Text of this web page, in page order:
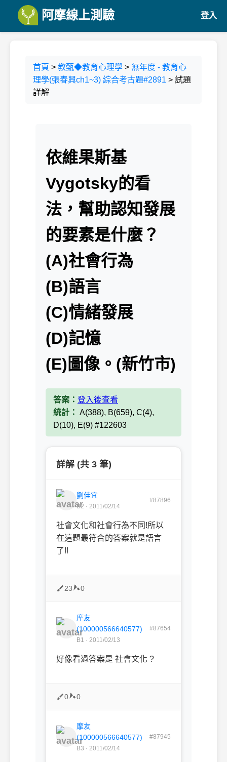
阿摩線上測驗 登入
首頁 > 教甄◆教育心理學 > 無年度 - 教育心
理學(張春興ch1~3) 綜合考古題#2891 > 試題
詳解
依維果斯基
Vygotsky的看
法，幫助認知發展
的要素是什麼？
(A)社會行為
(B)語言
(C)情緒發展
(D)記憶
(E)圖像。(新竹市)
答案： 登入後查看
統計： A(388), B(659), C(4),
D(10), E(9) #122603
詳解 (共 3 筆)
劉佳宜
B2 · 2011/02/14
#87896
社會文化和社會行為不同!所以
在這題最符合的答案就是語言
了!!
23 0
摩友
(100000566640577)
B1 · 2011/02/13
#87654
好像看過答案是 社會文化 ?
0 0
摩友
(100000566640577)
B3 · 2011/02/14
#87945